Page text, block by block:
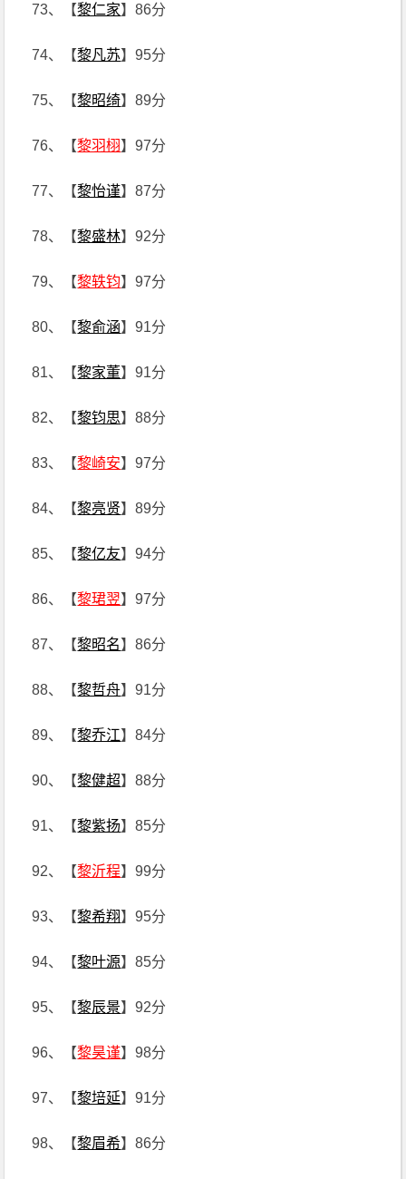
73、【黎仁家】86分
74、【黎凡苏】95分
75、【黎昭绮】89分
76、【黎羽栩】97分
77、【黎怡谨】87分
78、【黎盛林】92分
79、【黎轶钧】97分
80、【黎俞涵】91分
81、【黎家董】91分
82、【黎钧思】88分
83、【黎崎安】97分
84、【黎亮贤】89分
85、【黎亿友】94分
86、【黎珺翌】97分
87、【黎昭名】86分
88、【黎哲舟】91分
89、【黎乔江】84分
90、【黎健超】88分
91、【黎紫扬】85分
92、【黎沂程】99分
93、【黎希翔】95分
94、【黎叶源】85分
95、【黎辰景】92分
96、【黎昊谨】98分
97、【黎培延】91分
98、【黎眉希】86分